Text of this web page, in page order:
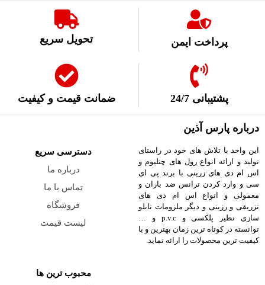
پرداخت ایمن تحویل سریع
پشتیبانی 24/7 ضمانت قیمت و کیفیت
درباره پارس آذین
این واحد با تلاش های خود در راستای
تولید و ارائه انواع رول های چنلیوم و
اس ام دی های زرینی با برند پی ای
سی و وارد کردن ترانس ضد باران و
معمولی و انواع اس ام دی های
تزریقی و رزینی و دیگر ملزومات تابلو
سازی نظیر پلکسی و p.v.c و …
توانسته در کوتاه ترین زمان بهترین و با
کیفیت ترین محصولات را ارائه نماید.
دسترسی سریع
درباره ما
تماس با ما
فروشگاه
لیست قیمت
محبوب ترین ها